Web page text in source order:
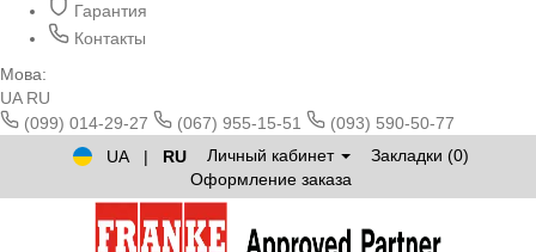
Гарантия
Контакты
Мова:
UA RU
(099) 014-29-27
(067) 955-15-51
(093) 590-50-77
UA
| RU Личный кабинет
Закладки (0)
Оформление заказа